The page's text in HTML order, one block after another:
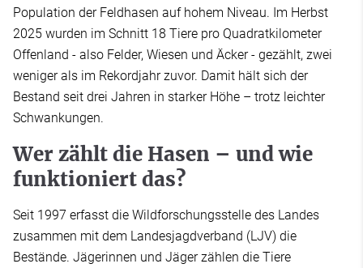
Population der Feldhasen auf hohem Niveau. Im Herbst
2025 wurden im Schnitt 18 Tiere pro Quadratkilometer
Offenland - also Felder, Wiesen und Äcker - gezählt, zwei
weniger als im Rekordjahr zuvor. Damit hält sich der
Bestand seit drei Jahren in starker Höhe – trotz leichter
Schwankungen.
Wer zählt die Hasen – und wie
funktioniert das?
Seit 1997 erfasst die Wildforschungsstelle des Landes
zusammen mit dem Landesjagdverband (LJV) die
Bestände. Jägerinnen und Jäger zählen die Tiere